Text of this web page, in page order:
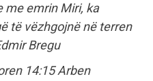
me emrin Miri, ka
të vëzhgojnë në terren
Bregu
14:15 Arben